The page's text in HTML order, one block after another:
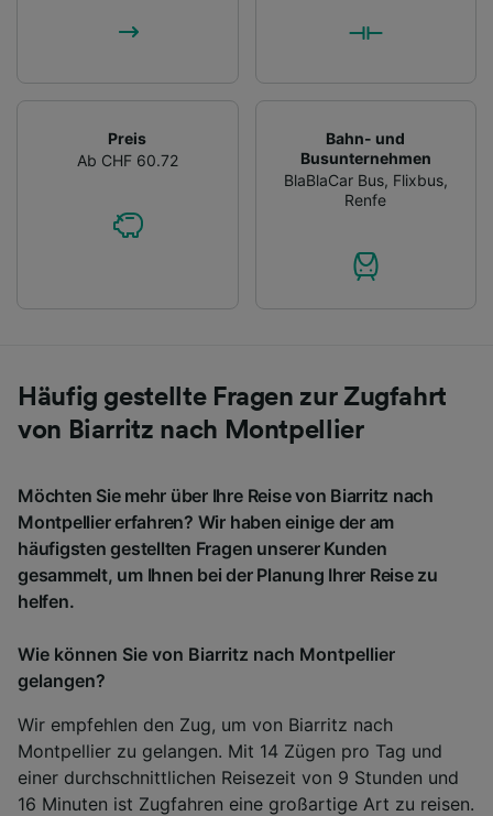
Preis
Ab CHF 60.72
Bahn- und
Busunternehmen
BlaBlaCar Bus, Flixbus,
Renfe
Häufig gestellte Fragen zur Zugfahrt
von Biarritz nach Montpellier
Möchten Sie mehr über Ihre Reise von Biarritz nach
Montpellier erfahren? Wir haben einige der am
häufigsten gestellten Fragen unserer Kunden
gesammelt, um Ihnen bei der Planung Ihrer Reise zu
helfen.
Wie können Sie von Biarritz nach Montpellier
gelangen?
Wir empfehlen den Zug, um von Biarritz nach
Montpellier zu gelangen. Mit 14 Zügen pro Tag und
einer durchschnittlichen Reisezeit von 9 Stunden und
16 Minuten ist Zugfahren eine großartige Art zu reisen.